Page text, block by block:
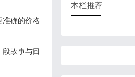
准确的价格
故事与回
本栏推荐